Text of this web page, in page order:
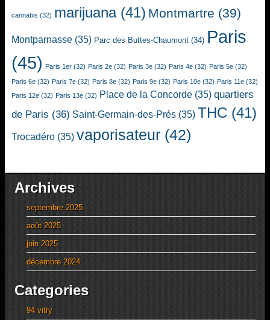
cannabis (32) marijuana(41) Montmartre (39)
Montparnasse (35) Parc des Buttes-Chaumont (34) Paris
(45) Paris 1er (32) Paris 2e (32) Paris 3e (32) Paris 4e (32) Paris 5e (32)
Paris 6e (32) Paris 7e (32) Paris 8e (32) Paris 9e (32) Paris 10e (32) Paris 11e (32)
Paris 12e (32) Paris 13e (32) Place de la Concorde (35) quartiers
de Paris (36) Saint-Germain-des-Prés (35) THC (41)
Trocadéro (35) vaporisateur (42)
Archives
septembre 2025
août 2025
juin 2025
décembre 2024
Categories
94 vitry